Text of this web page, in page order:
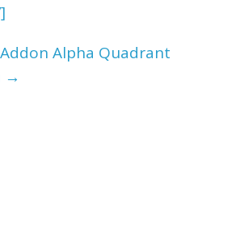
Alpha Quadrant
→